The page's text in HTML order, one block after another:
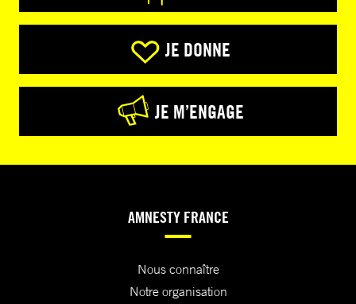
JE DONNE
JE M’ENGAGE
AMNESTY FRANCE
Nous connaître
Notre organisation